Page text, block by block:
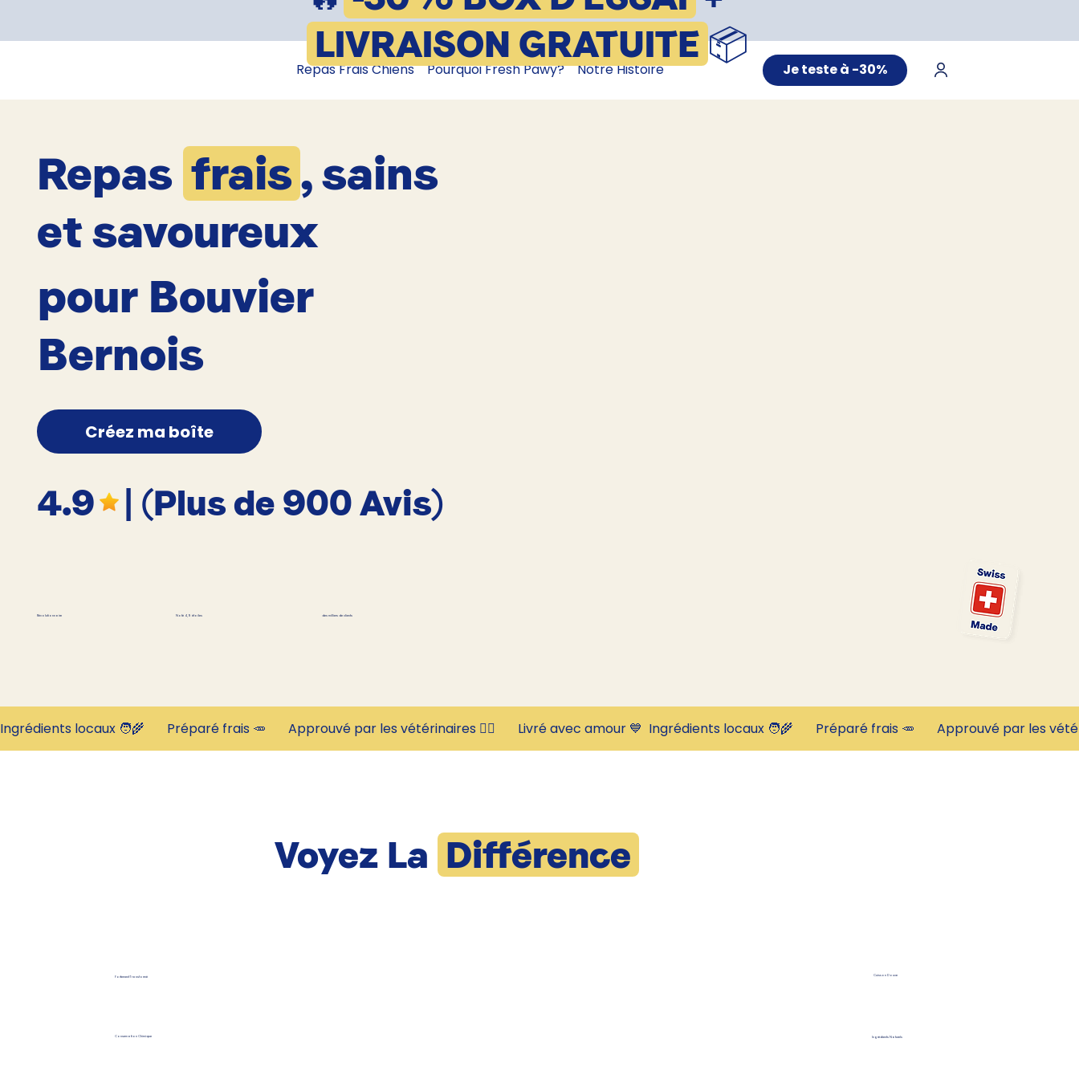
Repas Frais Chiens Pourquoi Fresh Pawy? Notre Histoire Je teste à -30%
LIVRAISON GRATUITE 📦
Repas frais, sains
et savoureux
pour Bouvier
Bernois
Créez ma boîte
4.9 | (Plus de 900 Avis)
Révolutionnaire Noté 4,9 étoiles des milliers de clients
Ingrédients locaux 🧑‍🌾       Préparé frais 🥕       Approuvé par les vétérinaires 👩‍⚕️       Livré avec amour 💙
Voyez La Différence
Fortement Transformé
Conservation Chimique
Cuisson Douce
Ingrédients Naturels